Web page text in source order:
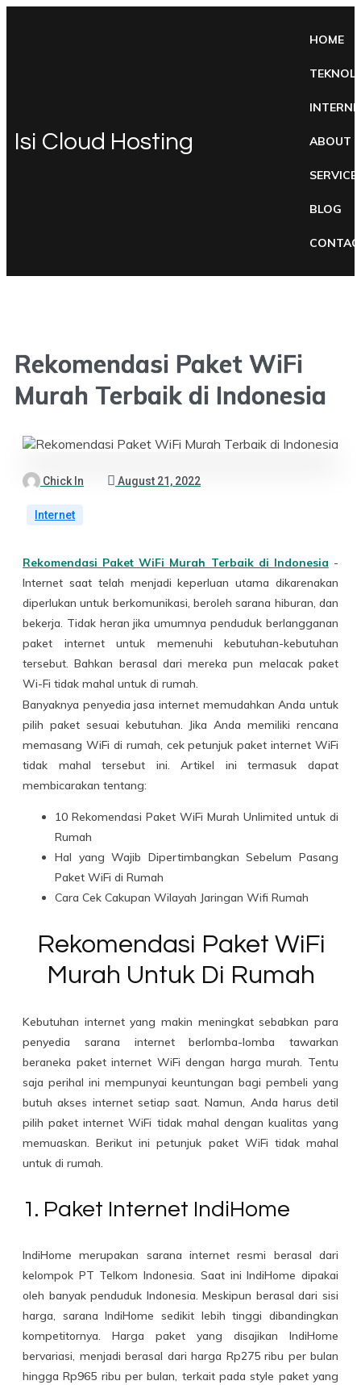
Isi Cloud Hosting
HOME
ABOUT
BLOG
Rekomendasi Paket WiFi
Murah Terbaik di Indonesia
Chick In August 21, 2022
Internet
Rekomendasi Paket WiFi Murah Terbaik di Indonesia -
Internet saat telah menjadi keperluan utama dikarenakan
diperlukan untuk berkomunikasi, beroleh sarana hiburan, dan
bekerja. Tidak heran jika umumnya penduduk berlangganan
paket internet untuk memenuhi kebutuhan-kebutuhan
tersebut. Bahkan berasal dari mereka pun melacak paket
Wi-Fi tidak mahal untuk di rumah.
Banyaknya penyedia jasa internet memudahkan Anda untuk
pilih paket sesuai kebutuhan. Jika Anda memiliki rencana
memasang WiFi di rumah, cek petunjuk paket internet WiFi
tidak mahal tersebut ini. Artikel ini termasuk dapat
membicarakan tentang:
10 Rekomendasi Paket WiFi Murah Unlimited untuk di
Rumah
Hal yang Wajib Dipertimbangkan Sebelum Pasang
Paket WiFi di Rumah
Cara Cek Cakupan Wilayah Jaringan Wifi Rumah
Rekomendasi Paket WiFi
Murah Untuk Di Rumah
Kebutuhan internet yang makin meningkat sebabkan para
penyedia sarana internet berlomba-lomba tawarkan
beraneka paket internet WiFi dengan harga murah. Tentu
saja perihal ini mempunyai keuntungan bagi pembeli yang
butuh akses internet setiap saat. Namun, Anda harus detil
pilih paket internet WiFi tidak mahal dengan kualitas yang
memuaskan. Berikut ini petunjuk paket WiFi tidak mahal
untuk di rumah.
1. Paket Internet IndiHome
IndiHome merupakan sarana internet resmi berasal dari
kelompok PT Telkom Indonesia. Saat ini IndiHome dipakai
oleh banyak penduduk Indonesia. Meskipun berasal dari sisi
harga, sarana IndiHome sedikit lebih tinggi dibandingkan
kompetitornya. Harga paket yang disajikan IndiHome
bervariasi, menjadi berasal dari harga Rp275 ribu per bulan
hingga Rp965 ribu per bulan, terkait pada style paket yang